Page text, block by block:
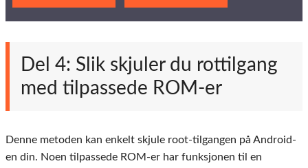
Del 4: Slik skjuler du rottilgang
med tilpassede ROM-er
Denne metoden kan enkelt skjule root-tilgangen på Android-
en din. Noen tilpassede ROM-er har funksjonen til en